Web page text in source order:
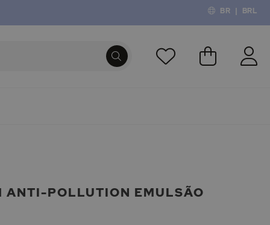
BR | BRL
O Meu
ANTI-POLLUTION EMULSÃO